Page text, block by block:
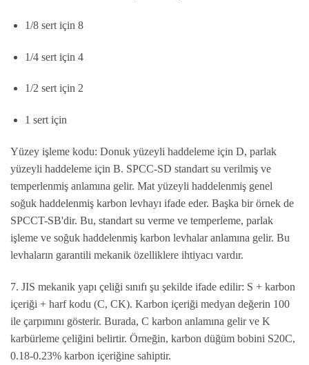
1/8 sert için 8
1/4 sert için 4
1/2 sert için 2
1 sert için
Yüzey işleme kodu: Donuk yüzeyli haddeleme için D, parlak
yüzeyli haddeleme için B. SPCC-SD standart su verilmiş ve
temperlenmiş anlamına gelir. Mat yüzeyli haddelenmiş genel
soğuk haddelenmiş karbon levhayı ifade eder. Başka bir örnek de
SPCCT-SB'dir. Bu, standart su verme ve temperleme, parlak
işleme ve soğuk haddelenmiş karbon levhalar anlamına gelir. Bu
levhaların garantili mekanik özelliklere ihtiyacı vardır.
7. JIS mekanik yapı çeliği sınıfı şu şekilde ifade edilir: S + karbon
içeriği + harf kodu (C, CK). Karbon içeriği medyan değerin 100
ile çarpımını gösterir. Burada, C karbon anlamına gelir ve K
karbürleme çeliğini belirtir. Örneğin, karbon düğüm bobini S20C,
0.18-0.23% karbon içeriğine sahiptir.